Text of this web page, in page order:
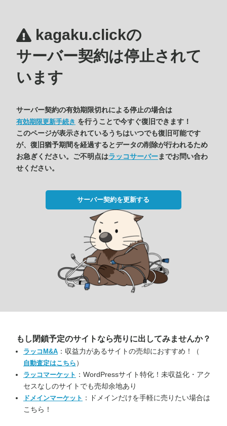
kagaku.clickの
サーバー契約は停止されて
います
サーバー契約の有効期限切れによる停止の場合は
有効期限更新手続き を行うことで今すぐ復旧できます！
このページが表示されているうちはいつでも復旧可能です
が、復旧猶予期間を経過するとデータの削除が行われるため
お急ぎください。ご不明点はラッコサーバーまでお問い合わ
せください。
サーバー契約を更新する
もし閉鎖予定のサイトなら売りに出してみませんか？
ラッコM&A ：収益力があるサイトの売却におすすめ！（
自動査定はこちら ）
ラッコマーケット ：WordPressサイト特化！未収益化・アク
セスなしのサイトでも売却余地あり
ドメインマーケット ：ドメインだけを手軽に売りたい場合は
こちら！